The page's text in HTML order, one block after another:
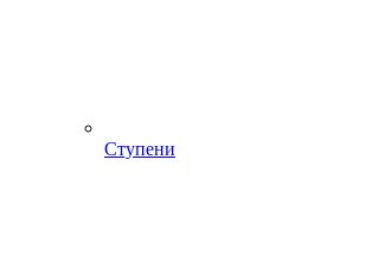
Ступени